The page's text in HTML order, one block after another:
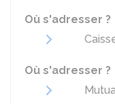
Où s'adresser ?
Où s'adresser ?